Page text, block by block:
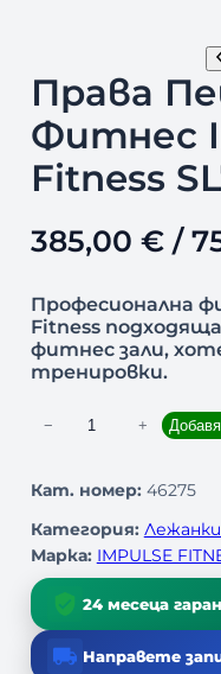
Права
Фитнес
Fitness
385,00 €/
Професионална
Fitness
фитнес зали,
тренировки.
л
ч
е
с
т
в
о
− +
Кат. номер: 46275
Категория:
Марка: IMPULSE
24 месеца
Направете